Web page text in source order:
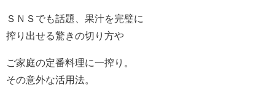
ＳＮＳでも話題、果汁を完璧に
搾り出せる驚きの切り方や
ご家庭の定番料理に一搾り。
その意外な活用法。